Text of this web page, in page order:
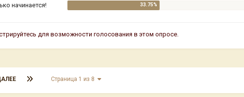
начинается!
для возможности голосования в этом опросе.
Страница 1 из 8